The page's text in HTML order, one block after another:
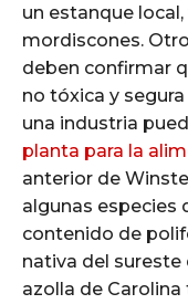
un estanque
mordiscones.
deben confirmar
no tóxica y
una industria
planta para la
anterior de
algunas especies
contenido de
nativa del
azolla de